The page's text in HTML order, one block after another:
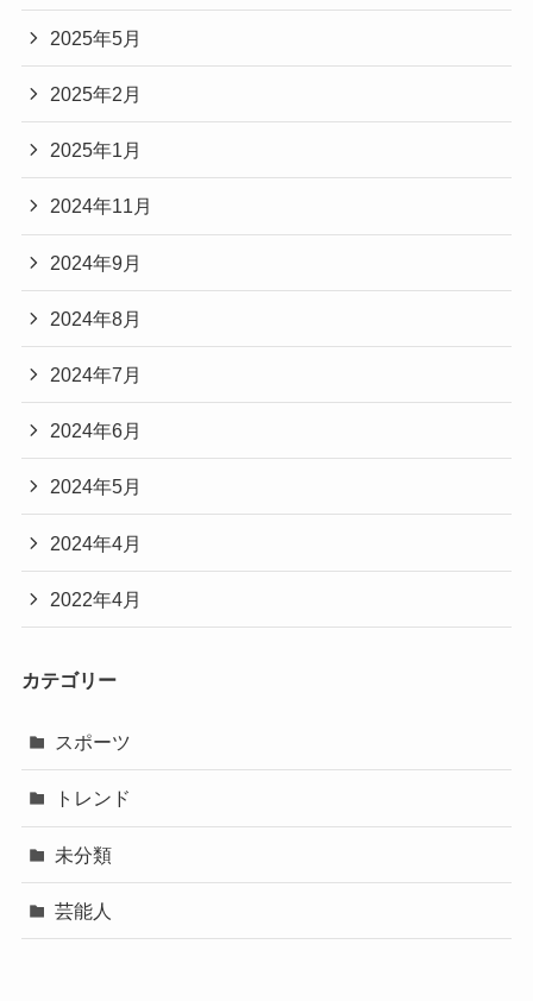
2025年5月
2025年2月
2025年1月
2024年11月
2024年9月
2024年8月
2024年7月
2024年6月
2024年5月
2024年4月
2022年4月
カテゴリー
スポーツ
トレンド
未分類
芸能人